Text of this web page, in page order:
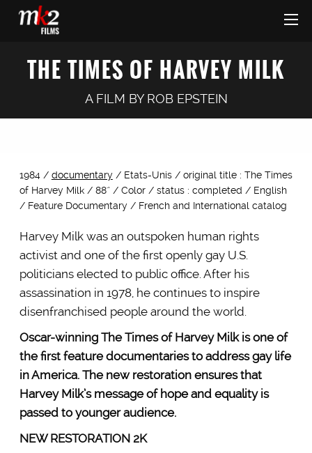
THE TIMES OF HARVEY MILK
A FILM BY ROB EPSTEIN
1984 / documentary/ Etats-Unis / original title : The Times
of Harvey Milk / 88'’ / Color / status : completed / English
/ Feature Documentary / French and International catalog
Harvey Milk was an outspoken human rights
activist and one of the first openly gay U.S.
politicians elected to public office. After his
assassination in 1978, he continues to inspire
disenfranchised people around the world.
Oscar-winning The Times of Harvey Milk is one of
the first feature documentaries to address gay life
in America. The new restoration ensures that
Harvey Milk’s message of hope and equality is
passed to younger audience.
NEW RESTORATION 2K